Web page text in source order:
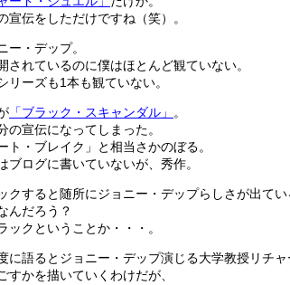
宣伝をしただけですね（笑）。
ー・デップ。
されているのに僕はほとんど観ていない。
リーズも1本も観ていない。
「ブラック・スキャンダル」
。
の宣伝になってしまった。
ト・ブレイク」と相当さかのぼる。
ブログに書いていないが、秀作。
クすると随所にジョニー・デップらしさが出てい
んだろう？
ックということか・・・。
に語るとジョニー・デップ演じる大学教授リチャ
すかを描いていくわけだが、